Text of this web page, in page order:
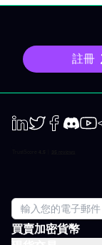
訊、閱讀後，立即
裏擔心雜亂、沒有
有生活、沒辦法一
市場訊息 明確情境
劃 操作架構預先設
開盤不再摸索，你
場回顧 以資金流、
非外界雜音。
晨間簡報 盤前訂下
位、預設劇本、以
註冊
買賣加密貨幣